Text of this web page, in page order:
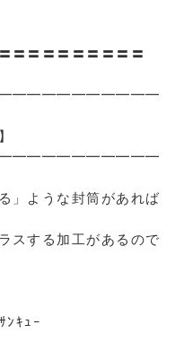
〓〓〓〓〓〓〓〓〓
」ような封筒があれば
スする加工があるので
ﾝｷｭｰ